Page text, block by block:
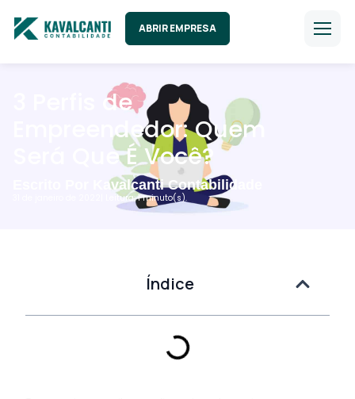
ABRIR EMPRESA
3 Perfis de
Empreendedor: Quem
Será Que É Você?
Escrito Por Kavalcanti Contabilidade
| Leitura: 1 minuto(s).
Índice